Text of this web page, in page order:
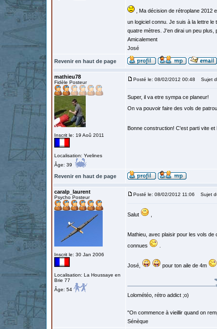
, Ma décision de rétroplane 2012
un logiciel connu. Je suis à la lettre le
quatre mètres. J'en dirai un peu plus,
Amicalement
José
Revenir en haut de page
mathieu78
Fidèle Posteur
Inscrit le: 19 Aoû 2011
Localisation: Yvelines
Âge: 39
Posté le: 08/02/2012 00:48 Sujet
Super, il va etre sympa ce planeur!
On va pouvoir faire des vols de
Bonne construction! C'est parti vite
Revenir en haut de page
caralp_laurent
Psycho Posteur
Inscrit le: 30 Jan 2006
Localisation: La Houssaye en
Brie 77
Âge: 54
Posté le: 08/02/2012 11:06 Sujet
Salut
Mathieu, avec plaisir pour les vols de
connues
José, pour ton aile de 4m
Lolométéo, rétro addict ;o)
"On commence à vieillir quand on
Sénèque